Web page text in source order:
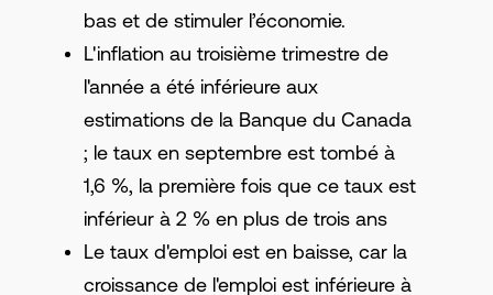
bas et de stimuler l’économie.
L'inflation au troisième trimestre de
l'année a été inférieure aux
estimations de la Banque du Canada
; le taux en septembre est tombé à
1,6 %, la première fois que ce taux est
inférieur à 2 % en plus de trois ans
Le taux d'emploi est en baisse, car la
croissance de l'emploi est inférieure à